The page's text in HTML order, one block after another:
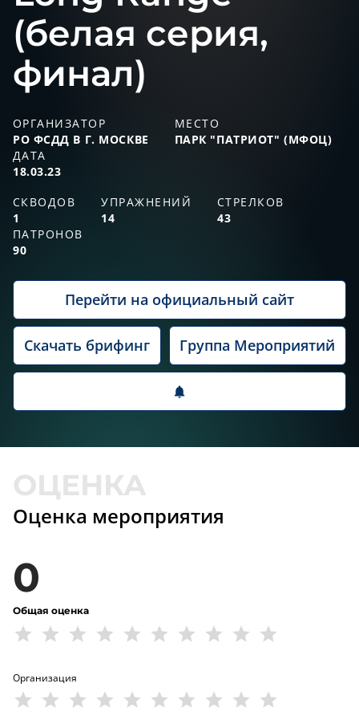
(белая серия,
финал)
ОРГАНИЗАТОР
РО ФСДД В Г. МОСКВЕ
МЕСТО
ПАРК "ПАТРИОТ" (МФОЦ)
ДАТА
18.03.23
СКВОДОВ
1
УПРАЖНЕНИЙ
14
СТРЕЛКОВ
43
ПАТРОНОВ
90
Перейти на официальный сайт
Скачать брифинг Группа Мероприятий
Оценка мероприятия
0
Общая оценка
Организация